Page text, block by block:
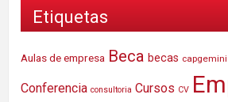
Etiquetas
Aulas de empresa Beca becas capgemini
Conferencia consultoria Cursos CV